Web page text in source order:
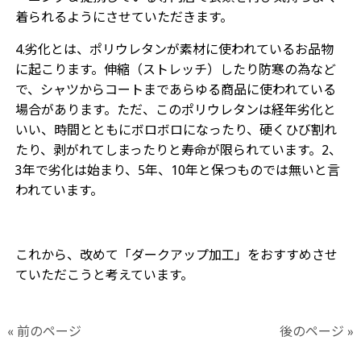
着られるようにさせていただきます。
4.劣化とは、ポリウレタンが素材に使われているお品物
に起こります。伸縮（ストレッチ）したり防寒の為など
で、シャツからコートまであらゆる商品に使われている
場合があります。ただ、このポリウレタンは経年劣化と
いい、時間とともにボロボロになったり、硬くひび割れ
たり、剥がれてしまったりと寿命が限られています。2、
3年で劣化は始まり、5年、10年と保つものでは無いと言
われています。
これから、改めて「ダークアップ加工」をおすすめさせ
ていただこうと考えています。
« 前のページ 後のページ »